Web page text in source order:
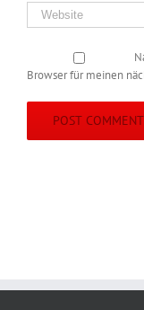
Browser für meinen